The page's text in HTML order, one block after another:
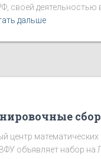
своей деятельностью
дальше
центр математических
объявляет набор на